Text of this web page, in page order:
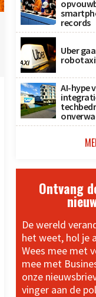
records
Uber
AI-hype
Ontvang
De wereld
het weet, hol je
Wees mee met
mee met
onze
vinger aan de